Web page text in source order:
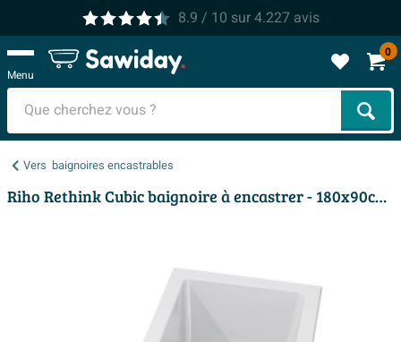
8.9 / 10 sur4.227 avis
Menu
0
Vers baignoires encastrables
Riho Rethink Cubic baignoire à encastrer - 180x90cm - acrylique - blanc mat